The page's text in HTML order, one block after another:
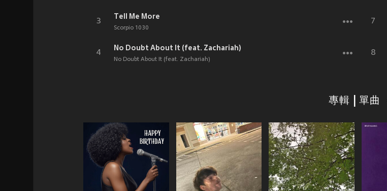
3
Tell Me More
Scorpio 1030
4
No Doubt About It (feat. Zachariah)
No Doubt About It (feat. Zachariah)
7
8
專輯 | 單曲